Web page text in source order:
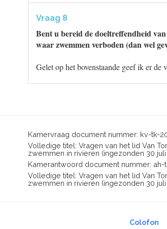
Vraag 8
Bent u bereid de doeltreffendheid
waar zwemmen verboden (dan wel
Gelet op het bovenstaande geef ik er
Kamervraag document nummer: kv-tk-
Volledige titel: Vragen van het lid Van
zwemmen in rivieren (ingezonden 30 juli
Kamerantwoord document nummer: ah-
Volledige titel: Vragen van het lid Van
zwemmen in rivieren (ingezonden 30 juli
Colofon